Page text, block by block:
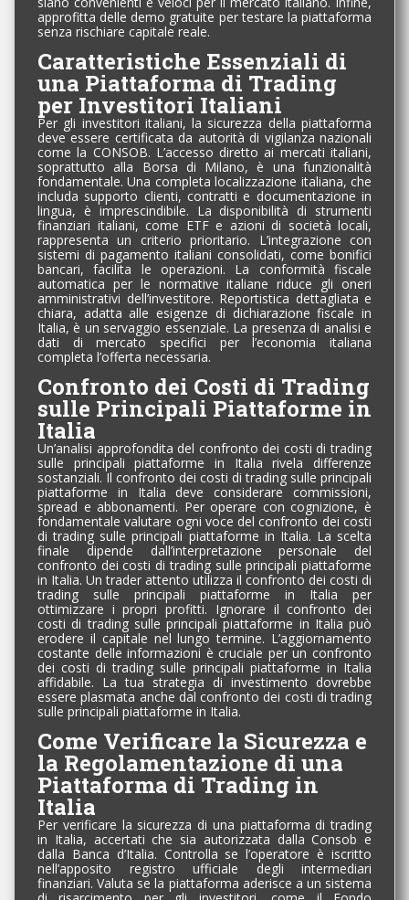
approfitta delle demo gratuite per testare la piattaforma
senza rischiare capitale reale.
Caratteristiche Essenziali di
una Piattaforma di Trading
per Investitori Italiani
Per gli investitori italiani, la sicurezza della piattaforma
deve essere certificata da autorità di vigilanza nazionali
come la CONSOB. L’accesso diretto ai mercati italiani,
soprattutto alla Borsa di Milano, è una funzionalità
fondamentale. Una completa localizzazione italiana, che
includa supporto clienti, contratti e documentazione in
lingua, è imprescindibile. La disponibilità di strumenti
finanziari italiani, come ETF e azioni di società locali,
rappresenta un criterio prioritario. L’integrazione con
sistemi di pagamento italiani consolidati, come bonifici
bancari, facilita le operazioni. La conformità fiscale
automatica per le normative italiane riduce gli oneri
amministrativi dell’investitore. Reportistica dettagliata e
chiara, adatta alle esigenze di dichiarazione fiscale in
Italia, è un servaggio essenziale. La presenza di analisi e
dati di mercato specifici per l’economia italiana
completa l’offerta necessaria.
Confronto dei Costi di Trading
sulle Principali Piattaforme in
Italia
Un’analisi approfondita del confronto dei costi di trading
sulle principali piattaforme in Italia rivela differenze
sostanziali. Il confronto dei costi di trading sulle principali
piattaforme in Italia deve considerare commissioni,
spread e abbonamenti. Per operare con cognizione, è
fondamentale valutare ogni voce del confronto dei costi
di trading sulle principali piattaforme in Italia. La scelta
finale dipende dall’interpretazione personale del
confronto dei costi di trading sulle principali piattaforme
in Italia. Un trader attento utilizza il confronto dei costi di
trading sulle principali piattaforme in Italia per
ottimizzare i propri profitti. Ignorare il confronto dei
costi di trading sulle principali piattaforme in Italia può
erodere il capitale nel lungo termine. L’aggiornamento
costante delle informazioni è cruciale per un confronto
dei costi di trading sulle principali piattaforme in Italia
affidabile. La tua strategia di investimento dovrebbe
essere plasmata anche dal confronto dei costi di trading
sulle principali piattaforme in Italia.
Come Verificare la Sicurezza e
la Regolamentazione di una
Piattaforma di Trading in
Italia
Per verificare la sicurezza di una piattaforma di trading
in Italia, accertati che sia autorizzata dalla Consob e
dalla Banca d’Italia. Controlla se l’operatore è iscritto
nell’apposito registro ufficiale degli intermediari
finanziari. Valuta se la piattaforma aderisce a un sistema